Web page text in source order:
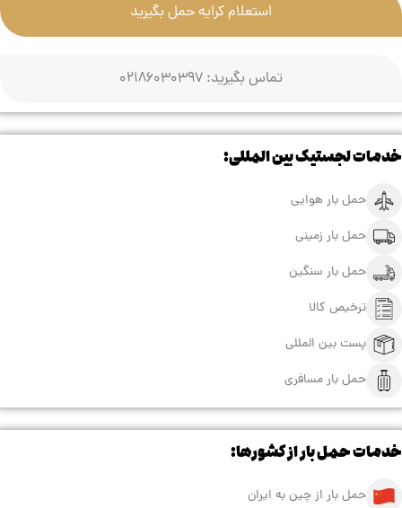
استعلام کرایه حمل بگیرید
تماس بگیرید: 02186030397
خدمات لجستیک بین المللی:
حمل بار هوایی
حمل بار زمینی
حمل بار سنگین
ترخیص کالا
پست بین المللی
حمل بار مسافری
خدمات حمل بار از کشورها:
حمل بار از چین به ایران